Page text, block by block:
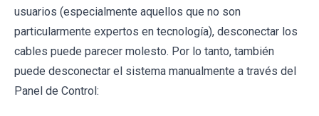
usuarios (especialmente aquellos que no son
particularmente expertos en tecnología), desconectar los
cables puede parecer molesto. Por lo tanto, también
puede desconectar el sistema manualmente a través del
Panel de Control: